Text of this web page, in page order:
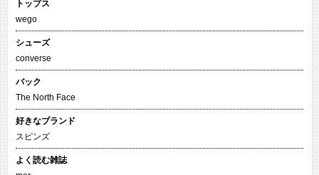
トップス
wego
シューズ
converse
バック
The North Face
好きなブランド
スピンズ
よく読む雑誌